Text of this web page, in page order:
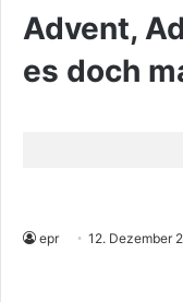
Advent,
es doch
epr 12. Dezember